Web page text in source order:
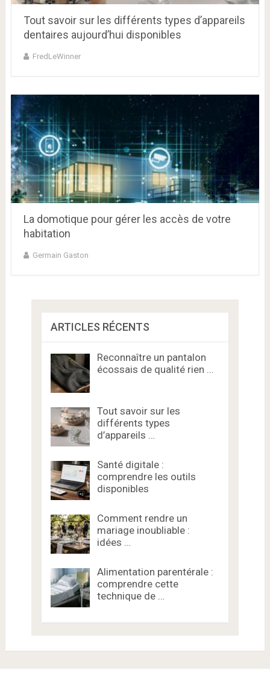
Tout savoir sur les différents types d’appareils
dentaires aujourd’hui disponibles
FredLeWinner
La domotique pour gérer les accès de votre
habitation
Germain Gaston
ARTICLES RÉCENTS
Reconnaître un pantalon
écossais de qualité rien …
Tout savoir sur les
différents types
d’appareils …
Santé digitale :
comprendre les outils
disponibles
Comment rendre un
mariage inoubliable :
idées …
Alimentation parentérale :
comprendre cette
technique de …